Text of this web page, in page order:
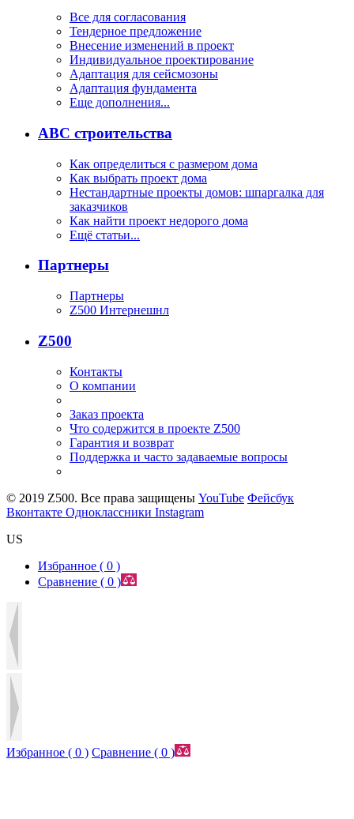
Все для согласования
Тендерное предложение
Внесение изменений в проект
Индивидуальное проектирование
Адаптация для сейсмозоны
Адаптация фундамента
Еще дополнения...
ABC строительства
Как определиться с размером дома
Как выбрать проект дома
Нестандартные проекты домов: шпаргалка для
заказчиков
Как найти проект недорого дома
Ещё статьи...
Партнеры
Партнеры
Z500 Интернешнл
Z500
Контакты
О компании
Заказ проекта
Что содержится в проекте Z500
Гарантия и возврат
Поддержка и часто задаваемые вопросы
© 2019 Z500. Все права защищены YouTube Фейсбук
Вконтакте Одноклассники Instagram
US
Избранное ( 0 )
Сравнение ( 0 )
Избранное ( 0 ) Сравнение ( 0 )